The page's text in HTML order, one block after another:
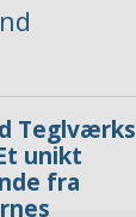
Teglværks
unikt
fra